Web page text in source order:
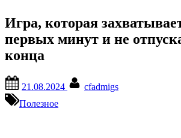
Игра, которая
первых минут и не
конца
on
21.08.2024
cfadmigs
Полезное